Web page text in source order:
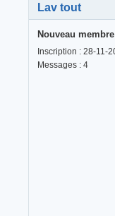
Lav tout
Nouveau membre
Inscription : 28-11-
Messages : 4